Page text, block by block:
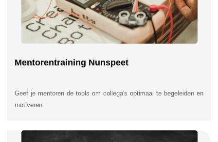
Mentorentraining Nunspeet
Geef je mentoren de tools om collega's optimaal te begeleiden en
motiveren.